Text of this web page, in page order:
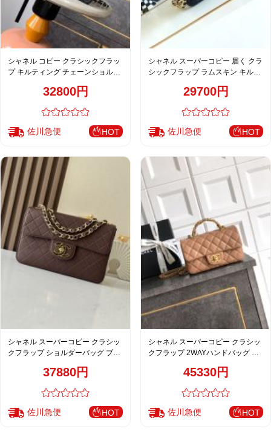
シャネル コピー クラシックフラッ
プ キルティング チェーンショルダ
32800円
佐川急便 HOT
シャネル スーパーコピー 届く クラ
シックフラップ ラムスキン キルテ
ブラック レディース 注目商品
29700円
佐川急便 HOT
シャネル スーパーコピー クラシッ
クフラップ ショルダーバッグ ブラ
37880円
佐川急便 HOT
シャネル スーパーコピー クラシッ
クフラップ 2WAYハンドバッグ キ
45330円
佐川急便 HOT